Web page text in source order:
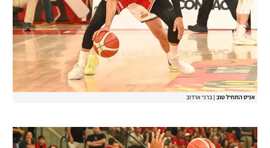
אניס התחיל טוב ברני ארדוב